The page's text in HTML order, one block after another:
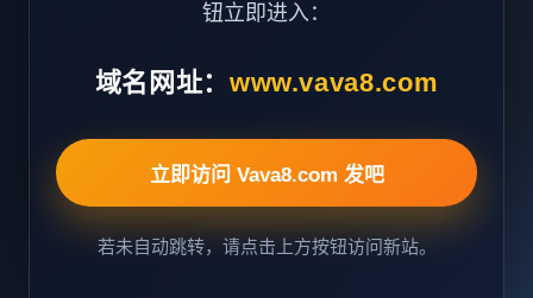
钮立即进入：
域名网址： www.vava8.com
立即访问 Vava8.com 发吧
若未自动跳转，请点击上方按钮访问新站。